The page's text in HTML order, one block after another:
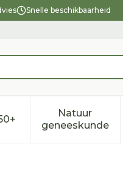
Snelle beschikbaarheid
categorie
en
submenu voor
Natuur
geneeskunde
Toon